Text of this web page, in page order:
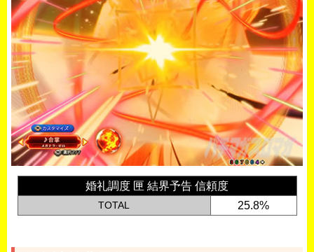
婚礼調度 匣 結界予告 信頼度
TOTAL 25.8%